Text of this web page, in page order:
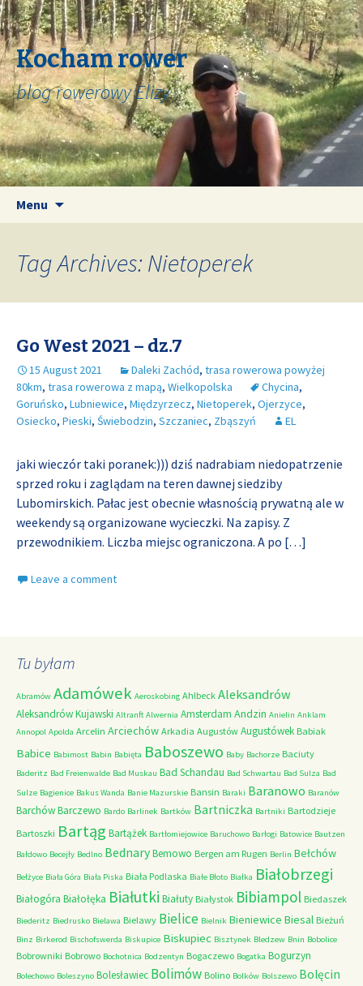
Kocham rower
blog rowerowy Elizy
Menu
Tag Archives: Nietoperek
Go West 2021 – dz.7
15 August 2021 Daleki Zachód, trasa rowerowa powyżej
80km, trasa rowerowa z mapą, Wielkopolska Chycina,
Goruńsko, Lubniewice, Międzyrzecz, Nietoperek, Ojerzyce,
Osiecko, Pieski, Świebodzin, Szczaniec, Zbąszyń EL
jaki wieczór taki poranek:))) dziś nadrabiam niedopatrzenie
sprzed roku i zaglądam na teren dawnej siedziby
Lubomirskich. Pałac jest obecnie własnością prywatną ale w
weekendy są organizowane wycieczki. Na zapisy. Z
przewodnikiem. Liczba miejsc ograniczona. A po […]
Leave a comment
Tu byłam
Abramów Adamówek Aeroskobing Ahlbeck Aleksandrów
Aleksandrów Kujawski Altranft Alwernia Amsterdam Andzin Anielin Anklam
Annopol Apolda Arcelin Arciechów Arkadia Augustów Augustówek Babiak
Babice Babimost Babin Babięta Baboszewo Baby Bachorze Baciuty
Baderitz Bad Freienwalde Bad Muskau Bad Schandau Bad Schwartau Bad Sulza Bad
Sulze Bagienice Bakus Wanda Banie Mazurskie Bansin Baraki Baranowo Baranów
BarchówBarczewo Bardo Barlinek Bartków Bartniczka Bartniki Bartodzieje
Bartoszki Bartąg Bartążek Bartłomiejowice Baruchowo Barłogi Batowice Bautzen
Bałdowo Becejły Bedlno BednaryBemowo Bergen am Rugen Berlin Bełchów
Bełżyce Biała Góra Biała Piska Biała Podlaska Białe Błoto Białka Białobrzegi
Białogóra Białołęka Białutki Białuty Białystok Bibiampol Biedaszek
Biederitz Biedrusko Bielawa Bielawy Bielice Bielnik Bieniewice Biesal Bieżuń
Binz Birkerod Bischofswerda Biskupice Biskupiec Bisztynek Bledzew Bnin Bobolice
Bobrowniki Bobrowo Bochotnica Bodzentyn Bogaczewo Bogatka Bogurzyn
Bolechowo Boleszyno Bolesławiec Bolimów Bolino Bolków Bolszewo Bolęcin